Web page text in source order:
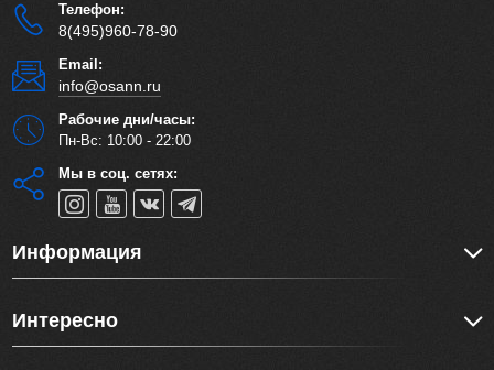
Телефон:
8(495)960-78-90
Email:
info@osann.ru
Рабочие дни/часы:
Пн-Вс: 10:00 - 22:00
Мы в соц. сетях:
Информация
Интересно